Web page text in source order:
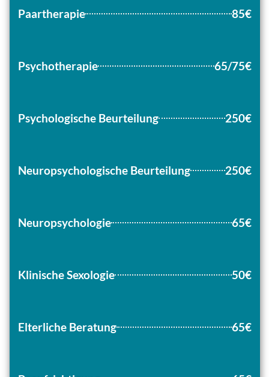
Paartherapie 85€
Psychotherapie 65/75€
Psychologische Beurteilung 250€
Neuropsychologische Beurteilung 250€
Neuropsychologie 65€
Klinische Sexologie 50€
Elterliche Beratung 65€